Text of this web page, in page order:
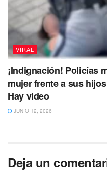
VIRAL
¡Indignación! Policías
mujer frente a sus
Hay video
JUNIO 12, 2026
Deja un